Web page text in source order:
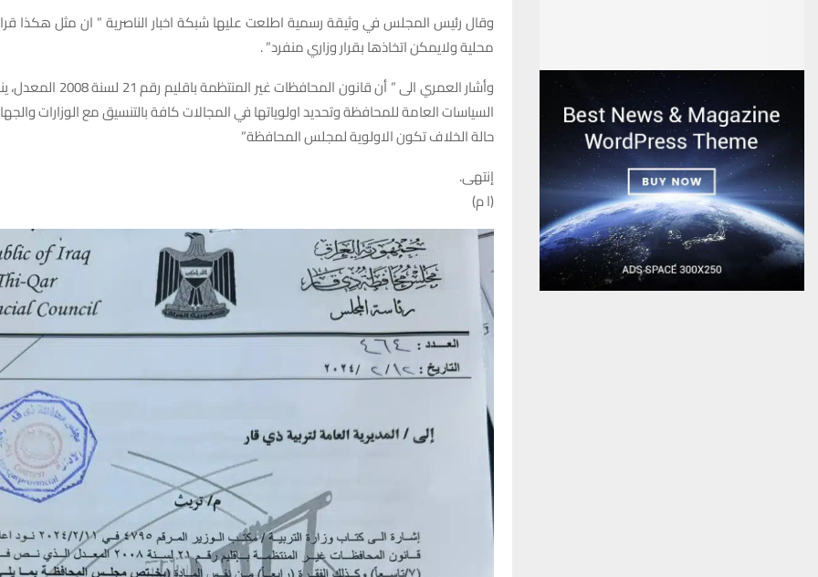
وقال رئيس المجلس في وثيقة رسمية اطلعت عليها شبكة اخبار الناصرية ” ان مثل هكذا
محلية ولايمكن اتخاذها بقرار وزاري منفرد” .
وأشار العمري الى ” أن قانون
السياسات العامة للمحافظة وتحديد اولوياتها في المجالات كافة بالتنسيق مع الوزارات
حالة الخلاف تكون الاولوية لمجلس المحافظة”
إنتهى.
(ا م)